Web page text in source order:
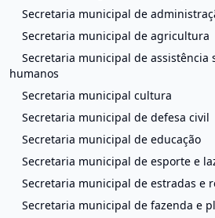
Secretaria municipal de
Secretaria municipal de agricultura
Secretaria municipal de assistência
humanos
Secretaria municipal cultura
Secretaria municipal de defesa civil
Secretaria municipal de educação
Secretaria municipal de esporte e
Secretaria municipal de estradas e
Secretaria municipal de fazenda e